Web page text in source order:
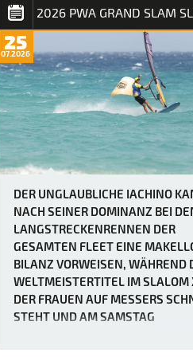
2026 PWA GRAND SLAM
25
07.2026
DER UNGLAUBLICHE IACHINO
NACH SEINER DOMINANZ BEI
LANGSTRECKENRENNEN DER
GESAMTEN FLEET EINE
BILANZ VORWEISEN, WÄHREND
WELTMEISTERTITEL IM SLALOM
DER FRAUEN AUF MESSERS
STEHT UND AM SAMSTAG